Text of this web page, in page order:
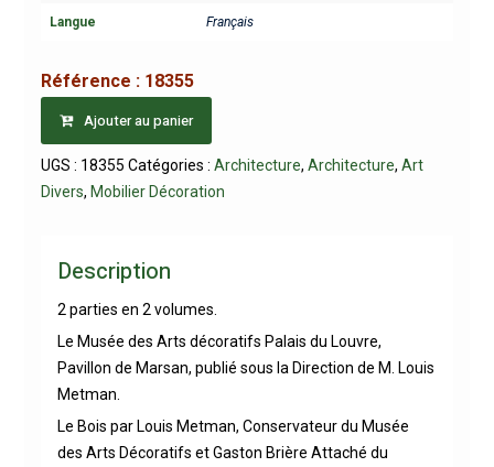
Langue Français
Référence : 18355
Ajouter au panier
UGS : 18355 Catégories : Architecture, Architecture, Art
Divers, Mobilier Décoration
Description
2 parties en 2 volumes.
Le Musée des Arts décoratifs Palais du Louvre,
Pavillon de Marsan, publié sous la Direction de M. Louis
Metman.
Le Bois par Louis Metman, Conservateur du Musée
des Arts Décoratifs et Gaston Brière Attaché du